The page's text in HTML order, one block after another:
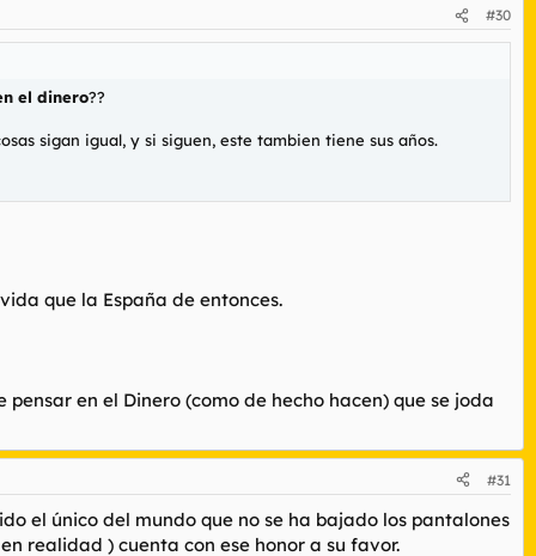
#30
el dinero??
sigan igual, y si siguen, este tambien tiene sus años.
que la España de entonces.
en el Dinero (como de hecho hacen) que se joda
#31
el único del mundo que no se ha bajado los pantalones
realidad ) cuenta con ese honor a su favor.